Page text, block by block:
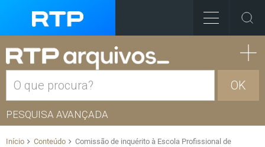
OK
PESQUISA AVANÇADA
Início Conteúdo
Comissão de inquérito à Escola Profissional de